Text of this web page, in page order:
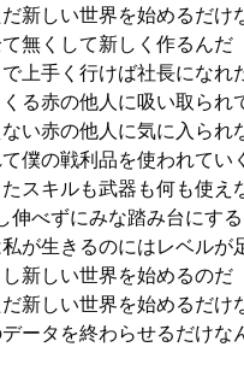
新しい世界を始めるだけ
無くして新しく作るんだ
上手く行けば社長になれ
る赤の他人に吸い取られ
い赤の他人に気に入られ
僕の戦利品を使われていく
スキルも武器も何も使え
伸べずにみな踏み台にする
が生きるのにはレベルが
新しい世界を始めるのだ
新しい世界を始めるだけ
ータを終わらせるだけな